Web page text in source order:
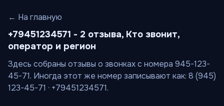
← На главную
+79451234571 - 2 отзыва, Кто звонит,
оператор и регион
Здесь собраны отзывы о звонках с номера 945-123-
45-71. Иногда этот же номер записывают как: 8 (945)
123-45-71 · +79451234571.